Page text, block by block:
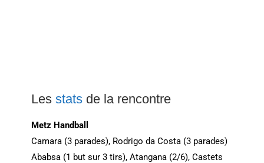
Les stats de la rencontre
Metz Handball
Camara (3 parades), Rodrigo da Costa (3 parades)
Ababsa (1 but sur 3 tirs), Atangana (2/6), Castets